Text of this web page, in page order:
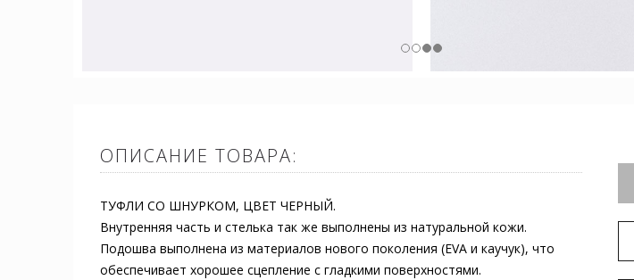
ОПИСАНИЕ ТОВАРА:
ТУФЛИ СО ШНУРКОМ, ЦВЕТ ЧЕРНЫЙ.
Внутренняя часть и стелька так же выполнены из натуральной кожи.
Подошва выполнена из материалов нового поколения (EVA и каучук), что
обеспечивает хорошее сцепление с гладкими поверхностями.